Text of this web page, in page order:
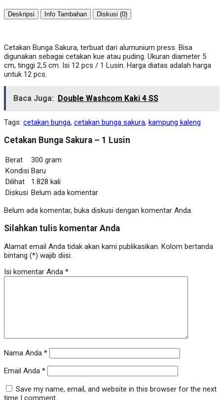
Deskripsi Info Tambahan Diskusi (0)
Cetakan Bunga Sakura, terbuat dari alumunium press. Bisa
digunakan sebagai cetakan kue atau puding. Ukuran diameter 5
cm, tinggi 2,5 cm. Isi 12 pcs / 1 Lusin. Harga diatas adalah harga
untuk 12 pcs.
Baca Juga: Double Washcom Kaki 4 SS
Tags: cetakan bunga, cetakan bunga sakura, kampung kaleng
Cetakan Bunga Sakura – 1 Lusin
Berat
300 gram
Kondisi Baru
Dilihat
1.828 kali
Diskusi Belum ada komentar
Belum ada komentar, buka diskusi dengan komentar Anda.
Silahkan tulis komentar Anda
Alamat email Anda tidak akan kami publikasikan. Kolom bertanda
bintang (*) wajib diisi.
Isi komentar Anda *
Nama Anda *
Email Anda *
Save my name, email, and website in this browser for the next
time I comment.